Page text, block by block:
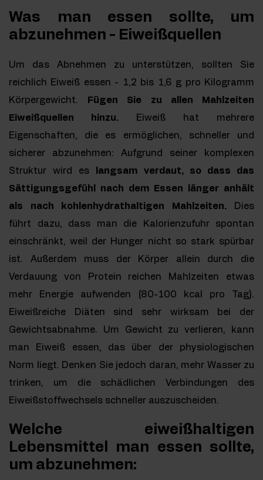
Was man essen sollte, um
abzunehmen - Eiweißquellen
Um das Abnehmen zu unterstützen, sollten Sie
reichlich Eiweiß essen - 1,2 bis 1,6 g pro Kilogramm
Körpergewicht.
Fügen Sie zu allen Mahlzeiten
Eiweißquellen hinzu. Eiweiß hat mehrere
Eigenschaften, die es ermöglichen, schneller und
sicherer abzunehmen: Aufgrund seiner komplexen
Struktur wird es
langsam verdaut, so dass das
Sättigungsgefühl nach dem Essen länger anhält
als nach kohlenhydrathaltigen Mahlzeiten.Dies
führt dazu, dass man die Kalorienzufuhr spontan
einschränkt, weil der Hunger nicht so stark spürbar
ist. Außerdem muss der Körper allein durch die
Verdauung von Protein reichen Mahlzeiten etwas
mehr Energie aufwenden (80-100 kcal pro Tag).
Eiweißreiche Diäten sind sehr wirksam bei der
Gewichtsabnahme. Um Gewicht zu verlieren, kann
man Eiweiß essen, das über der physiologischen
Norm liegt. Denken Sie jedoch daran, mehr Wasser zu
trinken, um die schädlichen Verbindungen des
Eiweißstoffwechsels schneller auszuscheiden.
Welche eiweißhaltigen
Lebensmittel man essen sollte,
um abzunehmen: